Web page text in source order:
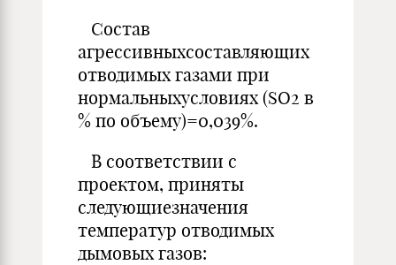
Состав
агрессивныхсоставляющих
отводимых газами при
нормаль­ныхусловиях (SO2 в
% по объему)=0,039%.
В соответствии с
проектом, приняты
следующиезначения
температур отводимых
дымовых газов: